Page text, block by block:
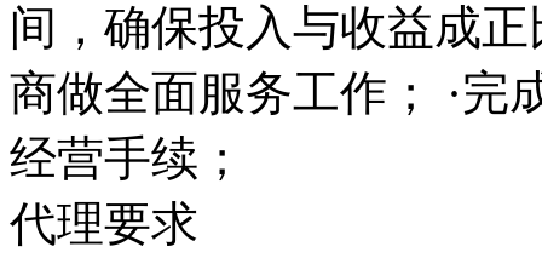
间，确保投入与收益成
商做全面服务工作； ·完
经营手续；
代理要求